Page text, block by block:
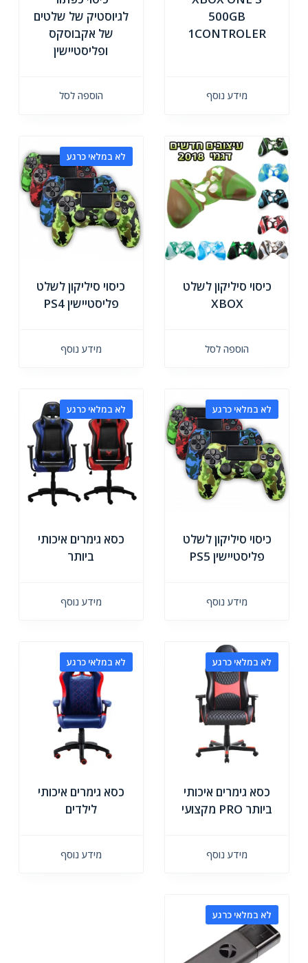
500GB
1CONTROLER
מידע נוסף
לגיוסטיק של שלטים
של אקבוסקס
ופליסטיישין
הוספה לסל
כיסוי סיליקון לשלט
XBOX
הוספה לסל
לא במלאי כרגע
כיסוי סיליקון לשלט
פליסטיישין PS4
מידע נוסף
לא במלאי כרגע
כיסוי סיליקון לשלט
פליסטיישין PS5
מידע נוסף
לא במלאי כרגע
כסא גימרים איכותי
ביותר
מידע נוסף
לא במלאי כרגע
כסא גימרים איכותי
ביותר PRO מקצועי
מידע נוסף
לא במלאי כרגע
כסא גימרים איכותי
לילדים
מידע נוסף
לא במלאי כרגע